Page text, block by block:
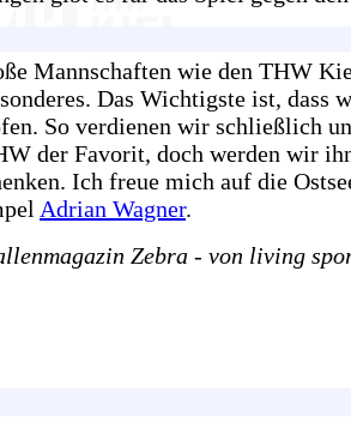
Mannschaften wie den THW
Das Wichtigste ist, dass
So verdienen wir schließlich
der Favorit, doch werden wir
Ich freue mich auf die
Adrian Wagner.
Zebra - von living